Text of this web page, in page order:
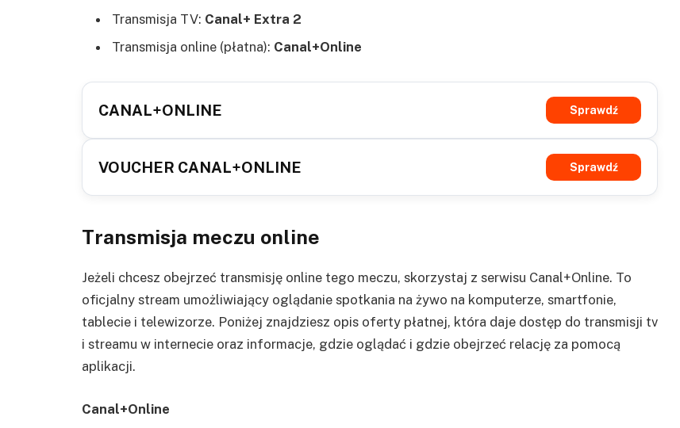
Transmisja TV: Canal+ Extra 2
Transmisja online (płatna): Canal+Online
CANAL+ONLINE Sprawdź
VOUCHER CANAL+ONLINE Sprawdź
Transmisja meczu online
Jeżeli chcesz obejrzeć transmisję online tego meczu, skorzystaj z serwisu Canal+Online. To
oficjalny stream umożliwiający oglądanie spotkania na żywo na komputerze, smartfonie,
tablecie i telewizorze. Poniżej znajdziesz opis oferty płatnej, która daje dostęp do transmisji tv
i streamu w internecie oraz informacje, gdzie oglądać i gdzie obejrzeć relację za pomocą
aplikacji.
Canal+Online